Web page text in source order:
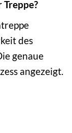
des
genaue
angezeigt.